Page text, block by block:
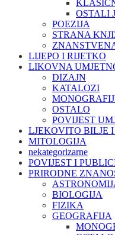
OSTALI
POEZIJA
STRANA
LIJEPO I RIJETKO
LIKOVNA
DIZAJN
KATALOZI
OSTALO
POVIJEST
LJEKOVITO BILJE
MITOLOGIJA
nekategorizarne
POVIJEST I
PRIRODNE
BIOLOGIJA
FIZIKA
GEOGRAFIJA